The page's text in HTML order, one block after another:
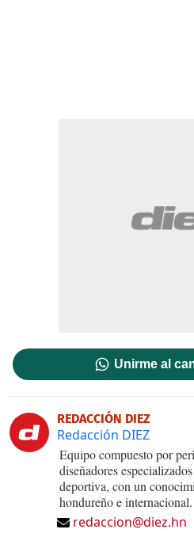
Unirme al
REDACCIÓN DIEZ
Redacción DIEZ
Equipo compuesto por
diseñadores
deportiva, con un
hondureño e internacional.
redaccion@diez.hn